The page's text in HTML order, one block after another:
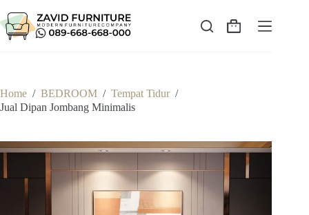
to
content
Shopping
Home / BEDROOM / Tempat Tidur /
Jual Dipan Jombang Minimalis